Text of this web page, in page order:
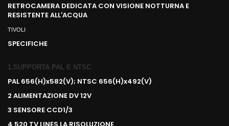
RETROCAMERA DEDICATA CON VISIONE NOTTURNA E
RESISTENTE ALL'ACQUA
TIVOLI
SPECIFICHE
1.SUPPORTA PAL E NTSC
PAL 656(H)x582(V); NTSC 656(H)x492(V)
2 ALIMENTAZIONE DV 12V
3 SENSORE CCD1/3
4 520 TV LINES LA RISOLUZIONE